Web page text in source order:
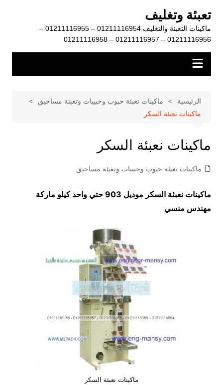
المحتوى
تعبئة وتغليف
ماكينات التعبئة والتغليف 01211116954 – 01211116955 –
01211116956 – 01211116957 – 01211116958
الرئيسية
ماكينات تعبئة حبوب وحبيبات وتعبئة مساحيق
ماكينات نعبئة السكر
ماكينات نعبئة السكر
ماكينات تعبئة حبوب وحبيبات وتعبئة مساحيق
ماكينات نعبئة السكر موديل 903 حتي واحد كيلو ماركة
مهندس منسي
ماكينات نعبئة السكر